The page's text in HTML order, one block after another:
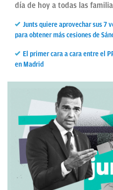
día de hoy a todas las
Junts quiere aprovechar sus 7
para obtener más cesiones de
El primer cara a cara entre el
en Madrid